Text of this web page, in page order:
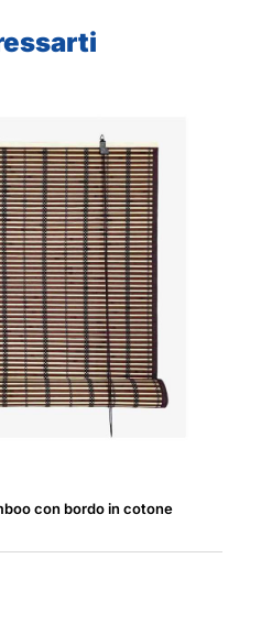
con bordo in cotone